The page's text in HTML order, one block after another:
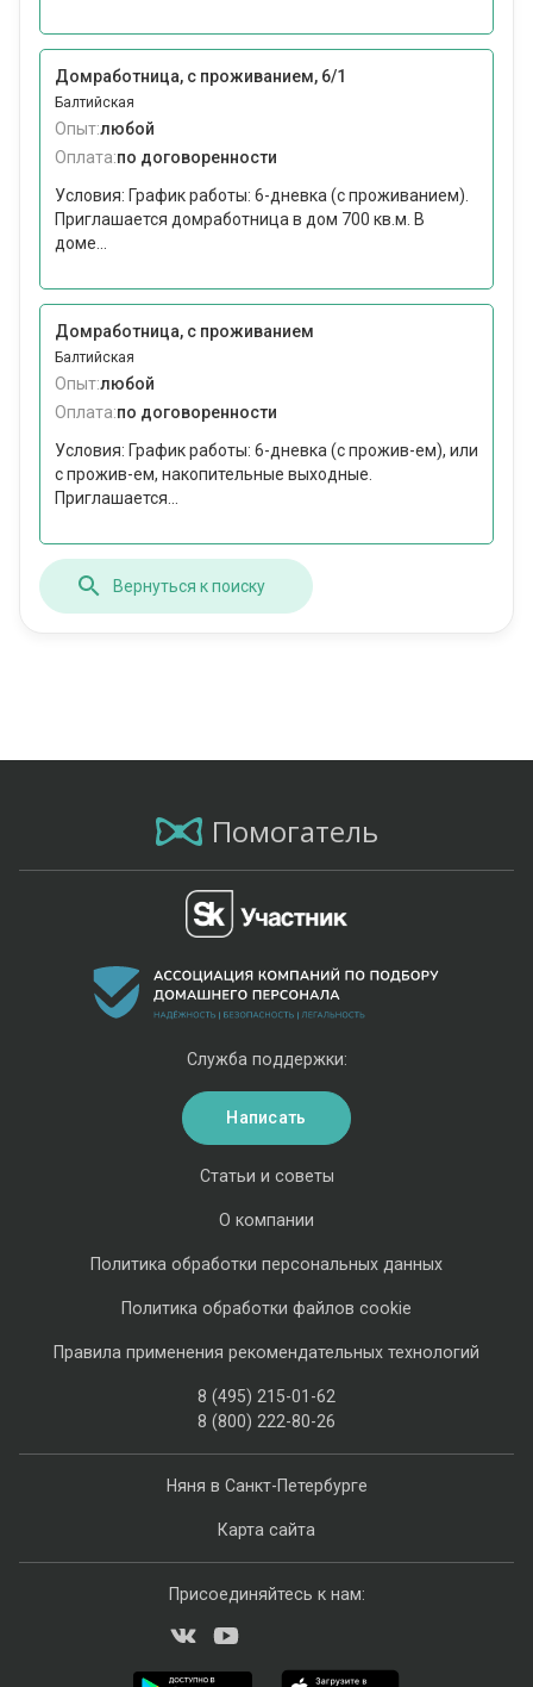
Домработница, с проживанием, 6/1
Балтийская
Опыт:любой
Оплата:по договоренности
Условия: График работы: 6-дневка (с проживанием).
Приглашается домработница в дом 700 кв.м. В
доме...
Домработница, с проживанием
Балтийская
Опыт:любой
Оплата:по договоренности
Условия: График работы: 6-дневка (с прожив-ем), или
с прожив-ем, накопительные выходные.
Приглашается...
Вернуться к поиску
Помогатель
Няня в Санкт-Петербурге
Карта сайта
Статьи и советы
О компании
Политика обработки персональных данных
Политика обработки файлов cookie
Правила применения рекомендательных технологий
8 (495) 215-01-62
8 (800) 222-80-26
Служба поддержки:
Написать
Присоединяйтесь к нам: